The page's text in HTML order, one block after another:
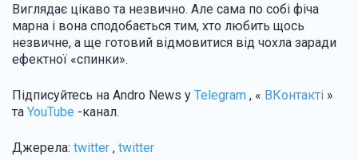
Виглядає цікаво та незвично. Але сама по собі фіча
марна і вона сподобається тим, хто любить щось
незвичне, а ще готовий відмовитися від чохла заради
ефектної «спинки».
Підписуйтесь на Andro News у Telegram , « ВКонтакті »
та YouTube -канал.
Джерела: twitter , twitter